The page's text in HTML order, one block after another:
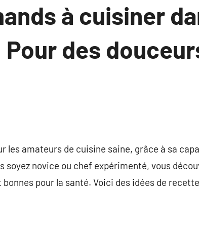
à cuisiner
des
les amateurs de cuisine saine, grâce à sa
soyez novice ou chef expérimenté, vous
pour la santé. Voici des idées de